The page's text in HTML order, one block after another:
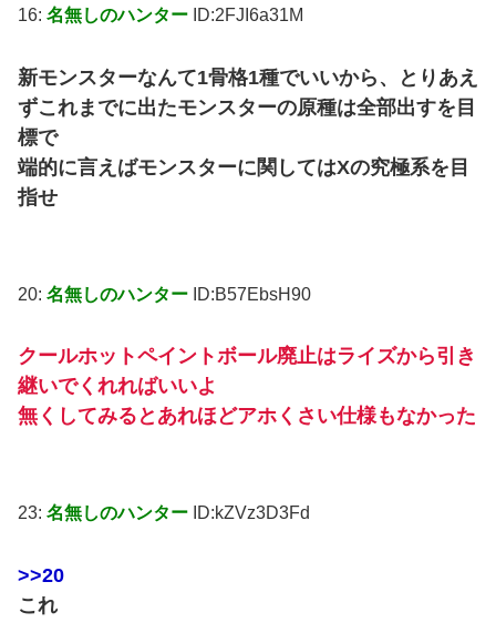
16: 名無しのハンター ID:2FJI6a31M
新モンスターなんて1骨格1種でいいから、とりあえ
ずこれまでに出たモンスターの原種は全部出すを目
標で
端的に言えばモンスターに関してはXの究極系を目
指せ
20: 名無しのハンター ID:B57EbsH90
クールホットペイントボール廃止はライズから引き
継いでくれればいいよ
無くしてみるとあれほどアホくさい仕様もなかった
23: 名無しのハンター ID:kZVz3D3Fd
>>20
これ